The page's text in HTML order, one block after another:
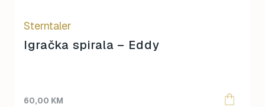
Sterntaler
Igračka spirala – Eddy
60,00 KM